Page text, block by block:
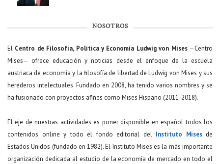
NOSOTROS
El Centro de Filosofía, Política y Economía Ludwig von Mises—Centro
Mises— ofrece educación y noticias desde el enfoque de la escuela
austriaca de economía y la filosofía de libertad de Ludwig von Mises y sus
herederos intelectuales. Fundado en 2008, ha tenido varios nombres y se
ha fusionado con proyectos afines como Mises Hispano (2011-2018).
El eje de nuestras actividades es poner disponible en español todos los
contenidos online y todo el fondo editorial del Instituto Misesde
Estados Unidos (fundado en 1982). El Instituto Mises es la más importante
organización dedicada al estudio de la economía de mercado en todo el